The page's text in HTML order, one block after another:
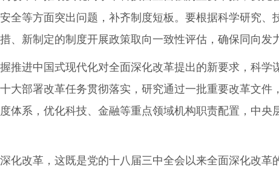
全等方面突出问题，补齐制度短板。要根据科学研究、
新制定的制度开展政策取向一致性评估，确保同向发
中国式现代化对全面深化改革提出的新要求，科学
大部署改革任务贯彻落实，研究通过一批重要改革文件
系，优化科技、金融等重点领域机构职责配置，中央
改革，这既是党的十八届三中全会以来全面深化改革